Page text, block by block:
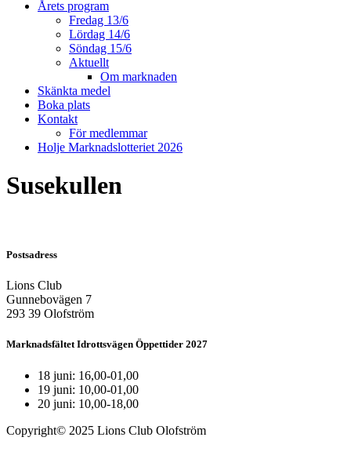
Årets program
Fredag 13/6
Lördag 14/6
Söndag 15/6
Aktuellt
Om marknaden
Skänkta medel
Boka plats
Kontakt
För medlemmar
Holje Marknadslotteriet 2026
Susekullen
Postsadress
Lions Club
Gunnebovägen 7
293 39 Olofström
Marknadsfältet Idrottsvägen Öppettider 2027
18 juni: 16,00-01,00
19 juni: 10,00-01,00
20 juni: 10,00-18,00
Copyright© 2025 Lions Club Olofström